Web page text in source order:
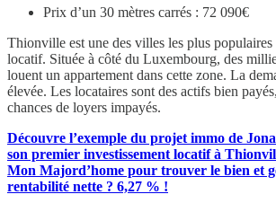
Prix d’un 30 mètres carrés : 72 090€
Thionville est une des villes les plus populaires
locatif. Située à côté du Luxembourg, des
louent un appartement dans cette zone. La
élevée. Les locataires sont des actifs bien
chances de loyers impayés.
Découvre l’exemple du projet immo de
son premier investissement locatif à
Mon Majord’home pour trouver le bien et
rentabilité nette ? 6,27 % !